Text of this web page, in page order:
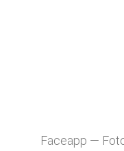
Faceapp —